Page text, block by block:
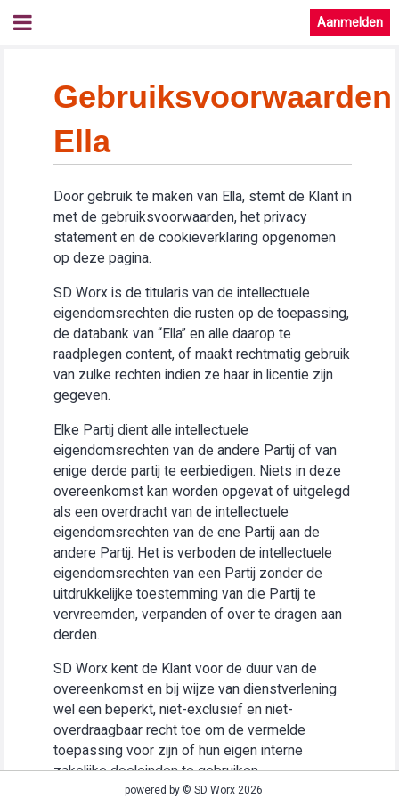
Aanmelden
Gebruiksvoorwaarden
Ella
Door gebruik te maken van Ella, stemt de Klant in
met de gebruiksvoorwaarden, het privacy
statement en de cookieverklaring opgenomen
op deze pagina.
SD Worx is de titularis van de intellectuele
eigendomsrechten die rusten op de toepassing,
de databank van “Ella” en alle daarop te
raadplegen content, of maakt rechtmatig gebruik
van zulke rechten indien ze haar in licentie zijn
gegeven.
Elke Partij dient alle intellectuele
eigendomsrechten van de andere Partij of van
enige derde partij te eerbiedigen. Niets in deze
overeenkomst kan worden opgevat of uitgelegd
als een overdracht van de intellectuele
eigendomsrechten van de ene Partij aan de
andere Partij. Het is verboden de intellectuele
eigendomsrechten van een Partij zonder de
uitdrukkelijke toestemming van die Partij te
vervreemden, verpanden of over te dragen aan
derden.
SD Worx kent de Klant voor de duur van de
overeenkomst en bij wijze van dienstverlening
wel een beperkt, niet-exclusief en niet-
overdraagbaar recht toe om de vermelde
toepassing voor zijn of hun eigen interne
zakelijke doeleinden te gebruiken
(“Gebruiksrecht”).powered by © SD Worx 2026